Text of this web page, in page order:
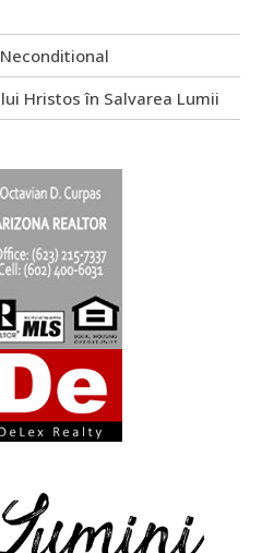
Hristos în Salvarea Lumii